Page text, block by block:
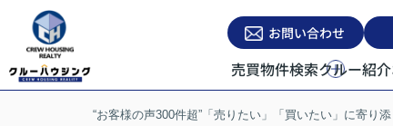
お問い合わせ
売買物件検索クルー紹介
“お客様の声300件超”「売りたい」「買いたい」に寄り